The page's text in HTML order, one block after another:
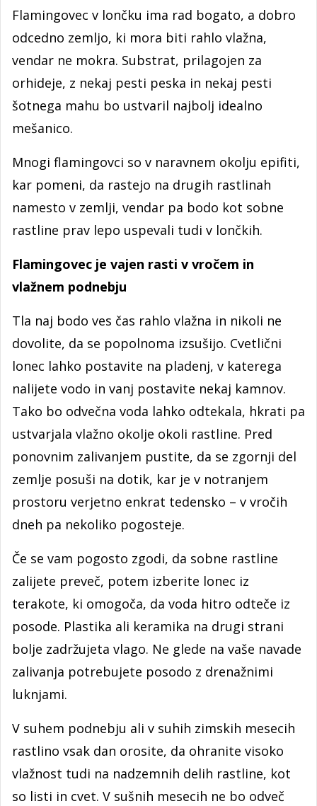
Flamingovec v lončku ima rad bogato, a dobro
odcedno zemljo, ki mora biti rahlo vlažna,
vendar ne mokra. Substrat, prilagojen za
orhideje, z nekaj pesti peska in nekaj pesti
šotnega mahu bo ustvaril najbolj idealno
mešanico.
Mnogi flamingovci so v naravnem okolju epifiti,
kar pomeni, da rastejo na drugih rastlinah
namesto v zemlji, vendar pa bodo kot sobne
rastline prav lepo uspevali tudi v lončkih.
Flamingovec je vajen rasti v vročem in
vlažnem podnebju
Tla naj bodo ves čas rahlo vlažna in nikoli ne
dovolite, da se popolnoma izsušijo. Cvetlični
lonec lahko postavite na pladenj, v katerega
nalijete vodo in vanj postavite nekaj kamnov.
Tako bo odvečna voda lahko odtekala, hkrati pa
ustvarjala vlažno okolje okoli rastline. Pred
ponovnim zalivanjem pustite, da se zgornji del
zemlje posuši na dotik, kar je v notranjem
prostoru verjetno enkrat tedensko – v vročih
dneh pa nekoliko pogosteje.
Če se vam pogosto zgodi, da sobne rastline
zalijete preveč, potem izberite lonec iz
terakote, ki omogoča, da voda hitro odteče iz
posode. Plastika ali keramika na drugi strani
bolje zadržujeta vlago. Ne glede na vaše navade
zalivanja potrebujete posodo z drenažnimi
luknjami.
V suhem podnebju ali v suhih zimskih mesecih
rastlino vsak dan orosite, da ohranite visoko
vlažnost tudi na nadzemnih delih rastline, kot
so listi in cvet. V sušnih mesecih ne bo odveč